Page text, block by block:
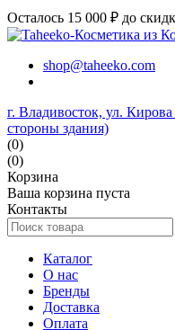
Осталось 15 000 ₽ до
shop@taheeko.com
г. Владивосток, ул.
стороны здания)
(0)
(0)
Корзина
Ваша корзина пуста
Контакты
Каталог
О нас
Бренды
Доставка
Оплата